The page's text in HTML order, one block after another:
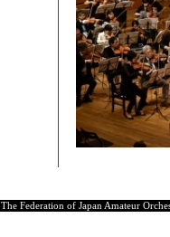
Federation of Japan Amateur